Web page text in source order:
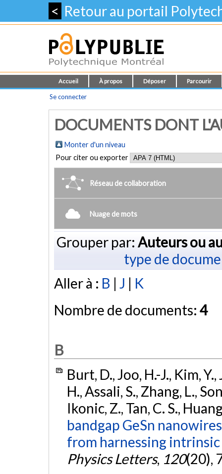
< Retour au portail
Accueil À propos Déposer Parcourir
Se connecter
DOCUMENTS DONT
Monter d'un niveau
Pour citer ou exporter
Réseau de collaboration
Nuage de mots
Grouper par: Auteurs ou
type de
Aller à : B | J | K
Nombre de documents: 4
B
Burt, D., Joo, H.-J., Kim,
H., Assali, S., Zhang, L.,
Ikonic, Z., Tan, C. S.,
bandgap GeSn
from harnessing
Physics Letters, 120(20),